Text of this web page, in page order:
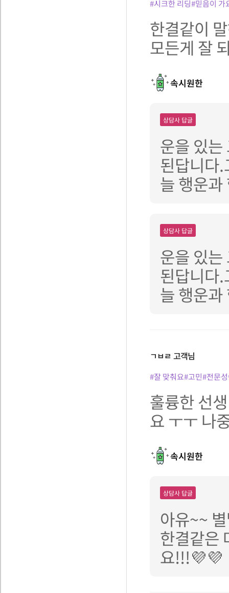
#시크한 리딩#믿음이 가
한결같이
모든게 잘
속시원한
상담사 답글
운을 있는
된답니다
늘 행운
상담사 답글
운을 있는
된답니다
늘 행운
ㄱㅂㄹ 고객님
#잘 맞춰요#고민#전문
훌륭한 선
요 ㅜㅜ 나
속시원한
상담사 답글
아유~~
한결같은
요!!!💜💜